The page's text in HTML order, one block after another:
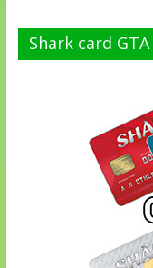
Shark card GTA